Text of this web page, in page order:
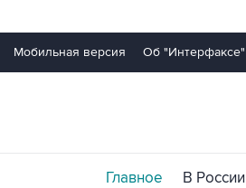
Мобильная версия Об "Интерфаксе"
Главное В России